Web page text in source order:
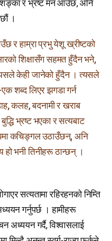
शङ्का र भ्रष्ट मन आउँछ, अनि
।
र हाम्रा प्रभु येशू ख्रीष्टको
शिक्षासँग सहमत हुँदैन भने,
केही जानेको हुँदैन । त्यसले
एक शब्द लिएर झगडा गर्न
कलह, बदनामी र खराब
भ्रष्ट भएका र सत्यबाट
कचिङ्गल उठाउँछन्, अनि
हो भनी तिनीहरू ठान्छन् ।
सत्यतामा रहिरहनको निम्ति
गर्नुपर्छ । हामीहरू
अध्ययन गर्दै, विश्वासलाई